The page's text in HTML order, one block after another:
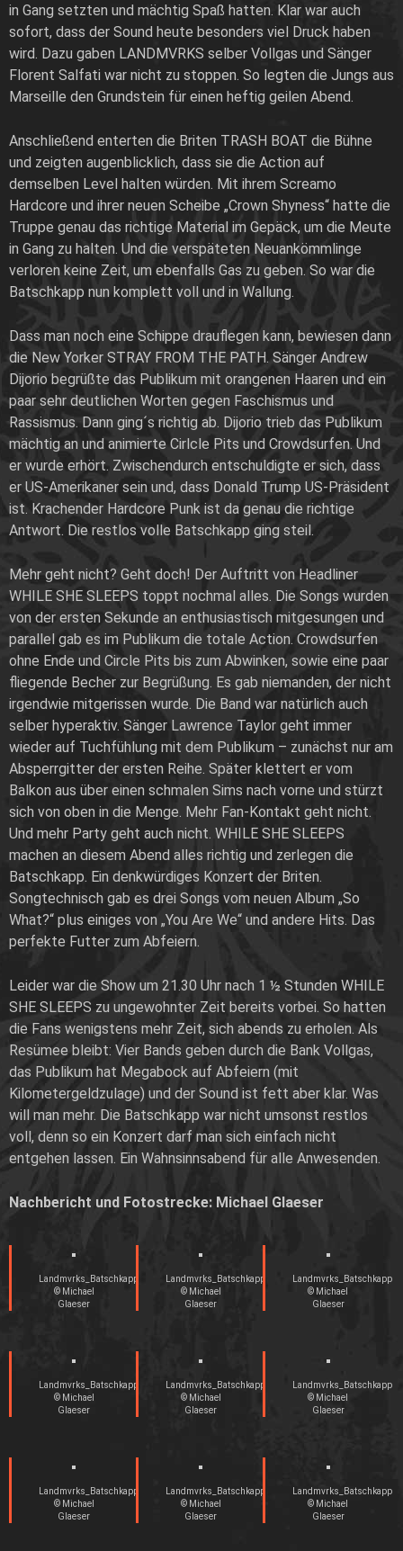
in Gang setzten und mächtig Spaß hatten. Klar war auch
sofort, dass der Sound heute besonders viel Druck haben
wird. Dazu gaben LANDMVRKS selber Vollgas und Sänger
Florent Salfati war nicht zu stoppen. So legten die Jungs aus
Marseille den Grundstein für einen heftig geilen Abend.
Anschließend enterten die Briten TRASH BOAT die Bühne
und zeigten augenblicklich, dass sie die Action auf
demselben Level halten würden. Mit ihrem Screamo
Hardcore und ihrer neuen Scheibe „Crown Shyness“ hatte die
Truppe genau das richtige Material im Gepäck, um die Meute
in Gang zu halten. Und die verspäteten Neuankömmlinge
verloren keine Zeit, um ebenfalls Gas zu geben. So war die
Batschkapp nun komplett voll und in Wallung.
Dass man noch eine Schippe drauflegen kann, bewiesen dann
die New Yorker STRAY FROM THE PATH. Sänger Andrew
Dijorio begrüßte das Publikum mit orangenen Haaren und ein
paar sehr deutlichen Worten gegen Faschismus und
Rassismus. Dann ging´s richtig ab. Dijorio trieb das Publikum
mächtig an und animierte Cirlcle Pits und Crowdsurfen. Und
er wurde erhört. Zwischendurch entschuldigte er sich, dass
er US-Amerikaner sein und, dass Donald Trump US-Präsident
ist. Krachender Hardcore Punk ist da genau die richtige
Antwort. Die restlos volle Batschkapp ging steil.
Mehr geht nicht? Geht doch! Der Auftritt von Headliner
WHILE SHE SLEEPS toppt nochmal alles. Die Songs wurden
von der ersten Sekunde an enthusiastisch mitgesungen und
parallel gab es im Publikum die totale Action. Crowdsurfen
ohne Ende und Circle Pits bis zum Abwinken, sowie eine paar
fliegende Becher zur Begrüßung. Es gab niemanden, der nicht
irgendwie mitgerissen wurde. Die Band war natürlich auch
selber hyperaktiv. Sänger Lawrence Taylor geht immer
wieder auf Tuchfühlung mit dem Publikum – zunächst nur am
Absperrgitter der ersten Reihe. Später klettert er vom
Balkon aus über einen schmalen Sims nach vorne und stürzt
sich von oben in die Menge. Mehr Fan-Kontakt geht nicht.
Und mehr Party geht auch nicht. WHILE SHE SLEEPS
machen an diesem Abend alles richtig und zerlegen die
Batschkapp. Ein denkwürdiges Konzert der Briten.
Songtechnisch gab es drei Songs vom neuen Album „So
What?“ plus einiges von „You Are We“ und andere Hits. Das
perfekte Futter zum Abfeiern.
Leider war die Show um 21.30 Uhr nach 1 ½ Stunden WHILE
SHE SLEEPS zu ungewohnter Zeit bereits vorbei. So hatten
die Fans wenigstens mehr Zeit, sich abends zu erholen. Als
Resümee bleibt: Vier Bands geben durch die Bank Vollgas,
das Publikum hat Megabock auf Abfeiern (mit
Kilometergeldzulage) und der Sound ist fett aber klar. Was
will man mehr. Die Batschkapp war nicht umsonst restlos
voll, denn so ein Konzert darf man sich einfach nicht
entgehen lassen. Ein Wahnsinnsabend für alle Anwesenden.
Nachbericht und Fotostrecke: Michael Glaeser
Landmvrks_Batschkapp
© Michael
Glaeser
Landmvrks_Batschkapp
© Michael
Glaeser
Landmvrks_Batschkapp
© Michael
Glaeser
Landmvrks_Batschkapp
© Michael
Glaeser
Landmvrks_Batschkapp
© Michael
Glaeser
Landmvrks_Batschkapp
© Michael
Glaeser
Landmvrks_Batschkapp
© Michael
Glaeser
Landmvrks_Batschkapp
© Michael
Glaeser
Landmvrks_Batschkapp
© Michael
Glaeser